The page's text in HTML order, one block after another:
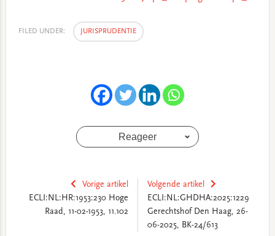
FILED UNDER: JURISPRUDENTIE
Reageer
Vorige artikel
ECLI:NL:HR:1953:230 Hoge
Raad, 11-02-1953, 11.102
Volgende artikel
ECLI:NL:GHDHA:2025:1229
Gerechtshof Den Haag, 26-
06-2025, BK-24/613